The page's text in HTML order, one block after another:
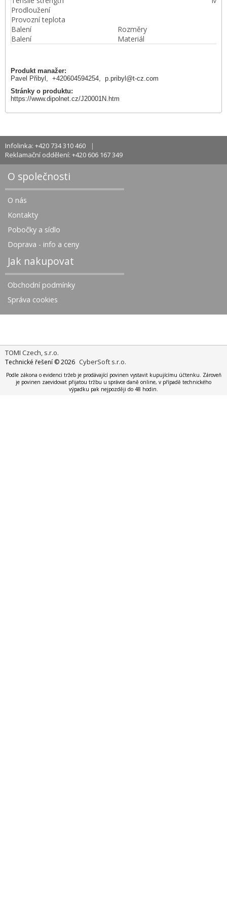
Prodloužení
Provozní teplota
Balení
Rozměry
Balení
Materiál
Produkt manažer:
Pavel Přibyl, +420604594254, p.pribyl@t-cz.com
Stránky o produktu:
https://www.dipolnet.cz/J20001N.htm
Infolinka: +420 734 310 460
Reklamační oddělení: +420 606 167 349
O společnosti
O nás
Kontakty
Pobočky a sídlo
Doprava - info a ceny
Jak nakupovat
Obchodní podmínky
Správa cookies
TOMI Czech, s.r.o.
Technické řešení © 2026 CyberSoft s.r.o.
Podle zákona o evidenci tržeb je prodávající povinen vystavit kupujícímu účtenku. Zároveň
je povinen zaevidovat přijatou tržbu u správce daně online, v případě technického
výpadku pak nejpozději do 48 hodin.